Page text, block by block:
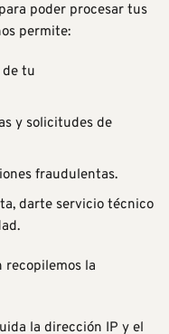
poder procesar tus
permite:
tu
y solicitudes de
fraudulentas.
darte servicio técnico
recopilemos la
la dirección IP y el